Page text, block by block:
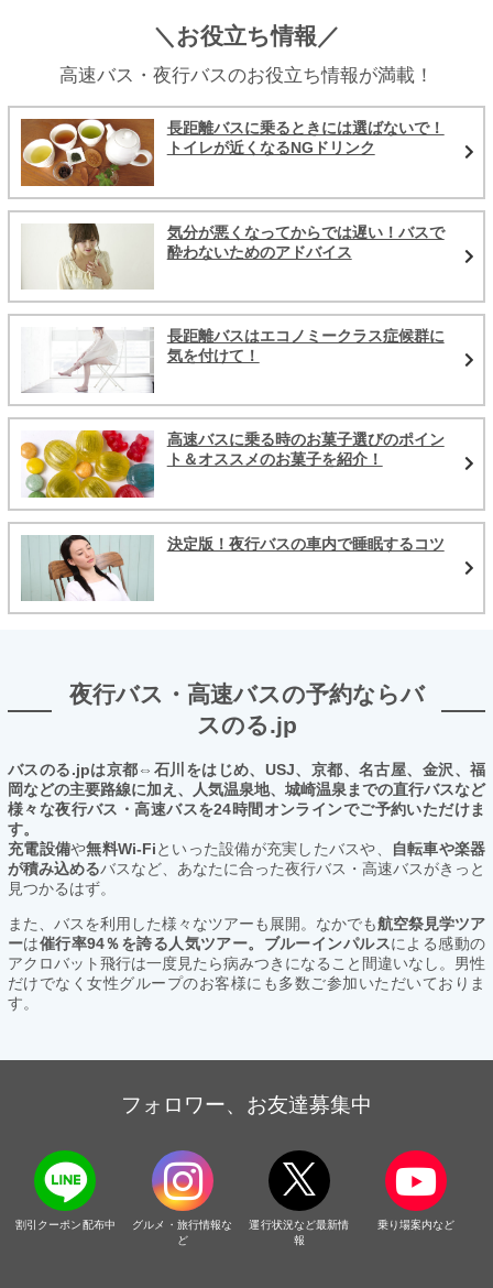
＼お役立ち情報／
高速バス・夜行バスのお役立ち情報が満載！
長距離バスに乗るときには選ばないで！
トイレが近くなるNGドリンク
気分が悪くなってからでは遅い！バスで
酔わないためのアドバイス
長距離バスはエコノミークラス症候群に
気を付けて！
高速バスに乗る時のお菓子選びのポイン
ト＆オススメのお菓子を紹介！
決定版！夜行バスの車内で睡眠するコツ
夜行バス・高速バスの予約ならバ
スのる.jp
バスのる.jpは京都⇔石川をはじめ、USJ、京都、名古屋、金沢、福
岡などの主要路線に加え、人気温泉地、城崎温泉までの直行バスなど
様々な夜行バス・高速バスを24時間オンラインでご予約いただけま
す。
充電設備や無料Wi-Fiといった設備が充実したバスや、
自転車や楽器
が積み込めるバスなど、あなたに合った夜行バス・高速バスがきっと
見つかるはず。
また、バスを利用した様々なツアーも展開。なかでも航空祭見学ツア
ーは催行率94％を誇る人気ツアー。ブルーインパルスによる感動の
アクロバット飛行は一度見たら病みつきになること間違いなし。男性
だけでなく女性グループのお客様にも多数ご参加いただいておりま
す。
フォロワー、お友達募集中
割引クーポン配布中
グルメ・旅行情報な
ど
運行状況など最新情
報
乗り場案内など